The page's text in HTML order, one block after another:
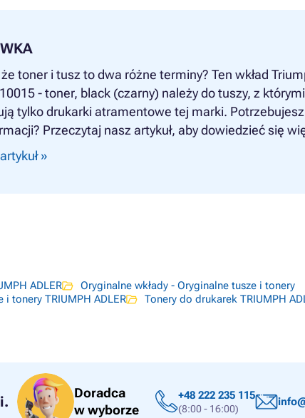
toner i tusz to dwa różne terminy? Ten wkład
- toner, black (czarny) należy do tuszy, z którymi
tylko drukarki atramentowe tej marki. Potrzebujesz
Przeczytaj nasz artykuł, aby dowiedzieć się
»
ADLER
Oryginalne wkłady - Oryginalne tusze i tonery
i tonery TRIUMPH ADLER
Tonery do drukarek TRIUMPH
Doradca
w wyborze
+48 222 235 115
(8:00 - 16:00)